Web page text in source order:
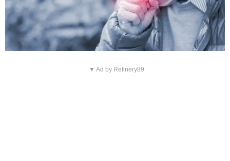
▼ Ad by Refinery89